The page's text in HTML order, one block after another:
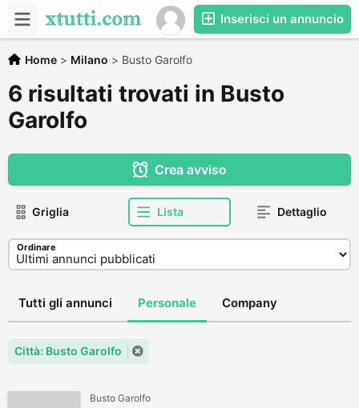
Inserisci un annuncio
Home > Milano > Busto Garolfo
6 risultati trovati in Busto
Garolfo
Crea avviso
Griglia Lista Dettaglio
Ordinare
Tutti gli annunci Personale Company
Città: Busto Garolfo
Busto Garolfo